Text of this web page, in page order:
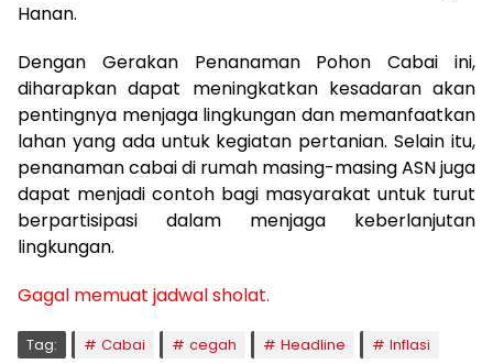
Hanan.
Dengan Gerakan Penanaman Pohon Cabai ini,
diharapkan dapat meningkatkan kesadaran akan
pentingnya menjaga lingkungan dan memanfaatkan
lahan yang ada untuk kegiatan pertanian. Selain itu,
penanaman cabai di rumah masing-masing ASN juga
dapat menjadi contoh bagi masyarakat untuk turut
berpartisipasi dalam menjaga keberlanjutan
lingkungan.
Gagal memuat jadwal sholat.
Tag: Cabai cegah Headline Inflasi